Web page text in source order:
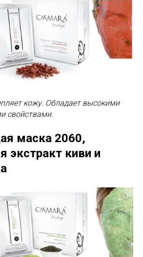
кожу. Обладает высокими
свойствами.
маска 2060,
экстракт киви и